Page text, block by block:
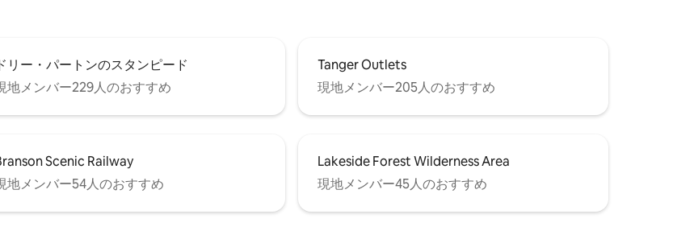
リー・パートンのスタンピード
地メンバー229人のおすすめ
Tanger Outlets
現地メンバー205人のおすすめ
Scenic Railway
地メンバー54人のおすすめ
Lakeside Forest Wilderness Area
現地メンバー45人のおすすめ